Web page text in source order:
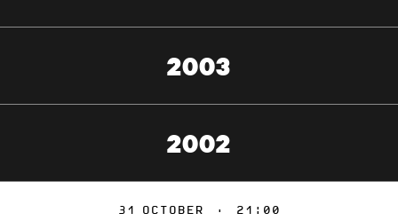
2003
2002
31 OCTOBER · 21:00